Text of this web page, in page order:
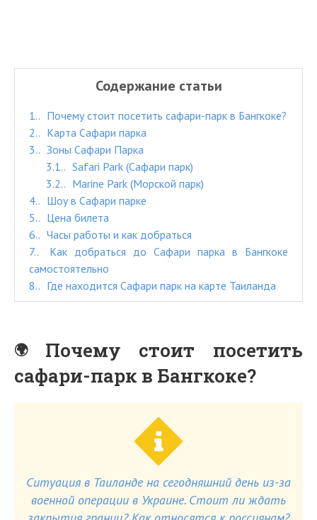
Содержание статьи
1.
Почему стоит посетить сафари-парк в Бангкоке?
2.
Карта Сафари парка
3.
Зоны Сафари Парка
3.1.
Safari Park (Сафари парк)
3.2.
Marine Park (Морской парк)
4.
Шоу в Сафари парке
5.
Цена билета
6.
Часы работы и как добраться
7.
Как добраться до Сафари парка в Бангкоке
самостоятельно
8.
Где находится Сафари парк на карте Таиланда
Почему стоит посетить
сафари-парк в Бангкоке?
Ситуация в Таиланде на сегодняшний день из-за
военной операции в Украине. Стоит ли ждать